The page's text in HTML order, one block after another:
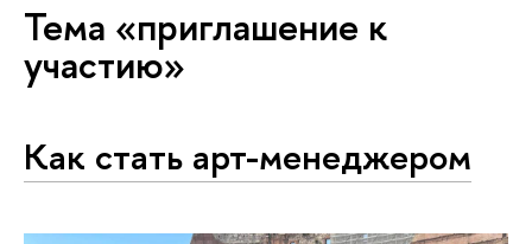
Тема «приглашение к
участию»
Как стать арт-менеджером